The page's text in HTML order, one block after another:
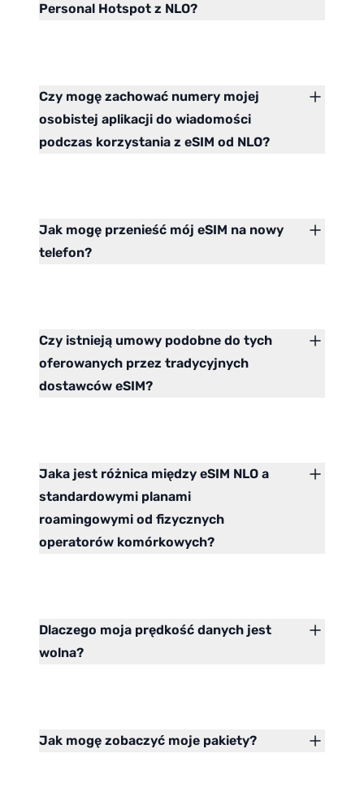
Personal Hotspot z NLO?
Czy mogę zachować numery mojej
osobistej aplikacji do wiadomości
podczas korzystania z eSIM od NLO?
Jak mogę przenieść mój eSIM na nowy
telefon?
Czy istnieją umowy podobne do tych
oferowanych przez tradycyjnych
dostawców eSIM?
Jaka jest różnica między eSIM NLO a
standardowymi planami
roamingowymi od fizycznych
operatorów komórkowych?
Dlaczego moja prędkość danych jest
wolna?
Jak mogę zobaczyć moje pakiety?